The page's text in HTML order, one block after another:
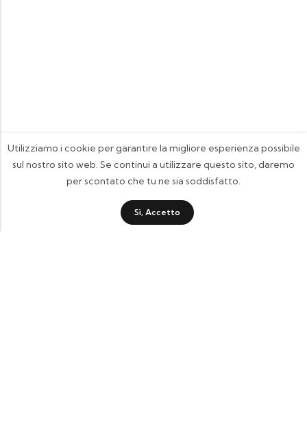
Utilizziamo i cookie per garantire la migliore esperienza possibile
sul nostro sito web. Se continui a utilizzare questo sito, daremo
per scontato che tu ne sia soddisfatto.
Sì, Accetto